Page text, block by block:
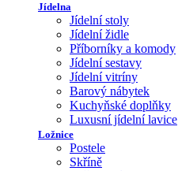
Jídelna
Jídelní stoly
Jídelní židle
Příborníky a komody
Jídelní sestavy
Jídelní vitríny
Barový nábytek
Kuchyňské doplňky
Luxusní jídelní lavice
Ložnice
Postele
Skříně